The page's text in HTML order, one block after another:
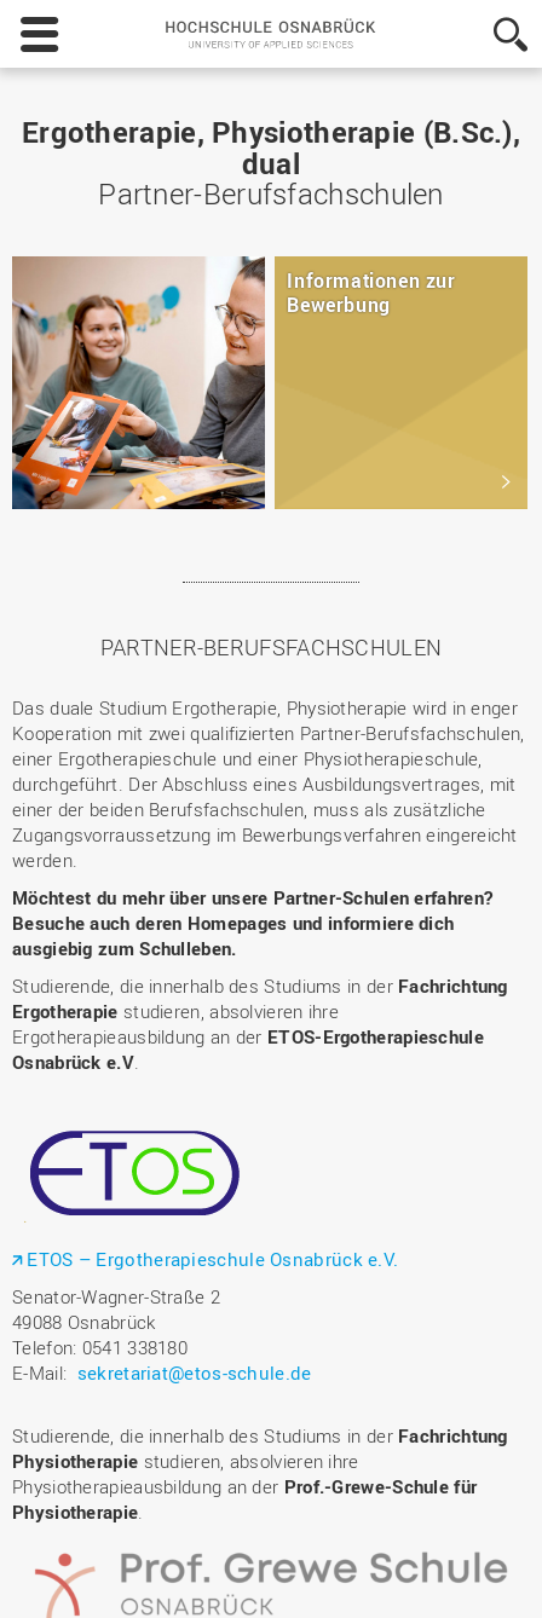
Hochschule
Osnabrück
-
of
Applied
Ergotherapie, Physiotherapie (B.Sc.),
dual
Partner-Berufsfachschulen
Informationen zur
Bewerbung
PARTNER-BERUFSFACHSCHULEN
Das duale Studium Ergotherapie, Physiotherapie wird in enger
Kooperation mit zwei qualifizierten Partner-Berufsfachschulen,
einer Ergotherapieschule und einer Physiotherapieschule,
durchgeführt. Der Abschluss eines Ausbildungsvertrages, mit
einer der beiden Berufsfachschulen, muss als zusätzliche
Zugangsvorraussetzung im Bewerbungsverfahren eingereicht
werden.
Möchtest du mehr über unsere Partner-Schulen erfahren?
Besuche auch deren Homepages und informiere dich
ausgiebig zum Schulleben.
Studierende, die innerhalb des Studiums in der Fachrichtung
Ergotherapie studieren, absolvieren ihre
Ergotherapieausbildung an der ETOS-Ergotherapieschule
Osnabrück e.V.
ETOS – Ergotherapieschule Osnabrück e.V.
Senator-Wagner-Straße 2
49088 Osnabrück
Telefon: 0541 338180
E-Mail: sekretariat@etos-schule.de
Studierende, die innerhalb des Studiums in der Fachrichtung
Physiotherapie studieren, absolvieren ihre
Physiotherapieausbildung an der Prof.-Grewe-Schule für
Physiotherapie.